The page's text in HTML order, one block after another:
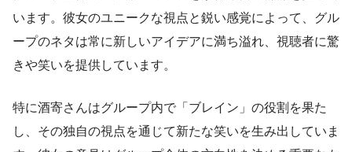
います。彼女のユニークな視点と鋭い感覚によって、グル
ープのネタは常に新しいアイデアに満ち溢れ、視聴者に驚
きや笑いを提供しています。
特に酒寄さんはグループ内で「ブレイン」の役割を果た
し、その独自の視点を通じて新たな笑いを生み出していま